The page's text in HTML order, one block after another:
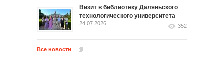
Визит в библиотеку Даляньского
технологического университета
24.07.2026 352
Все новости